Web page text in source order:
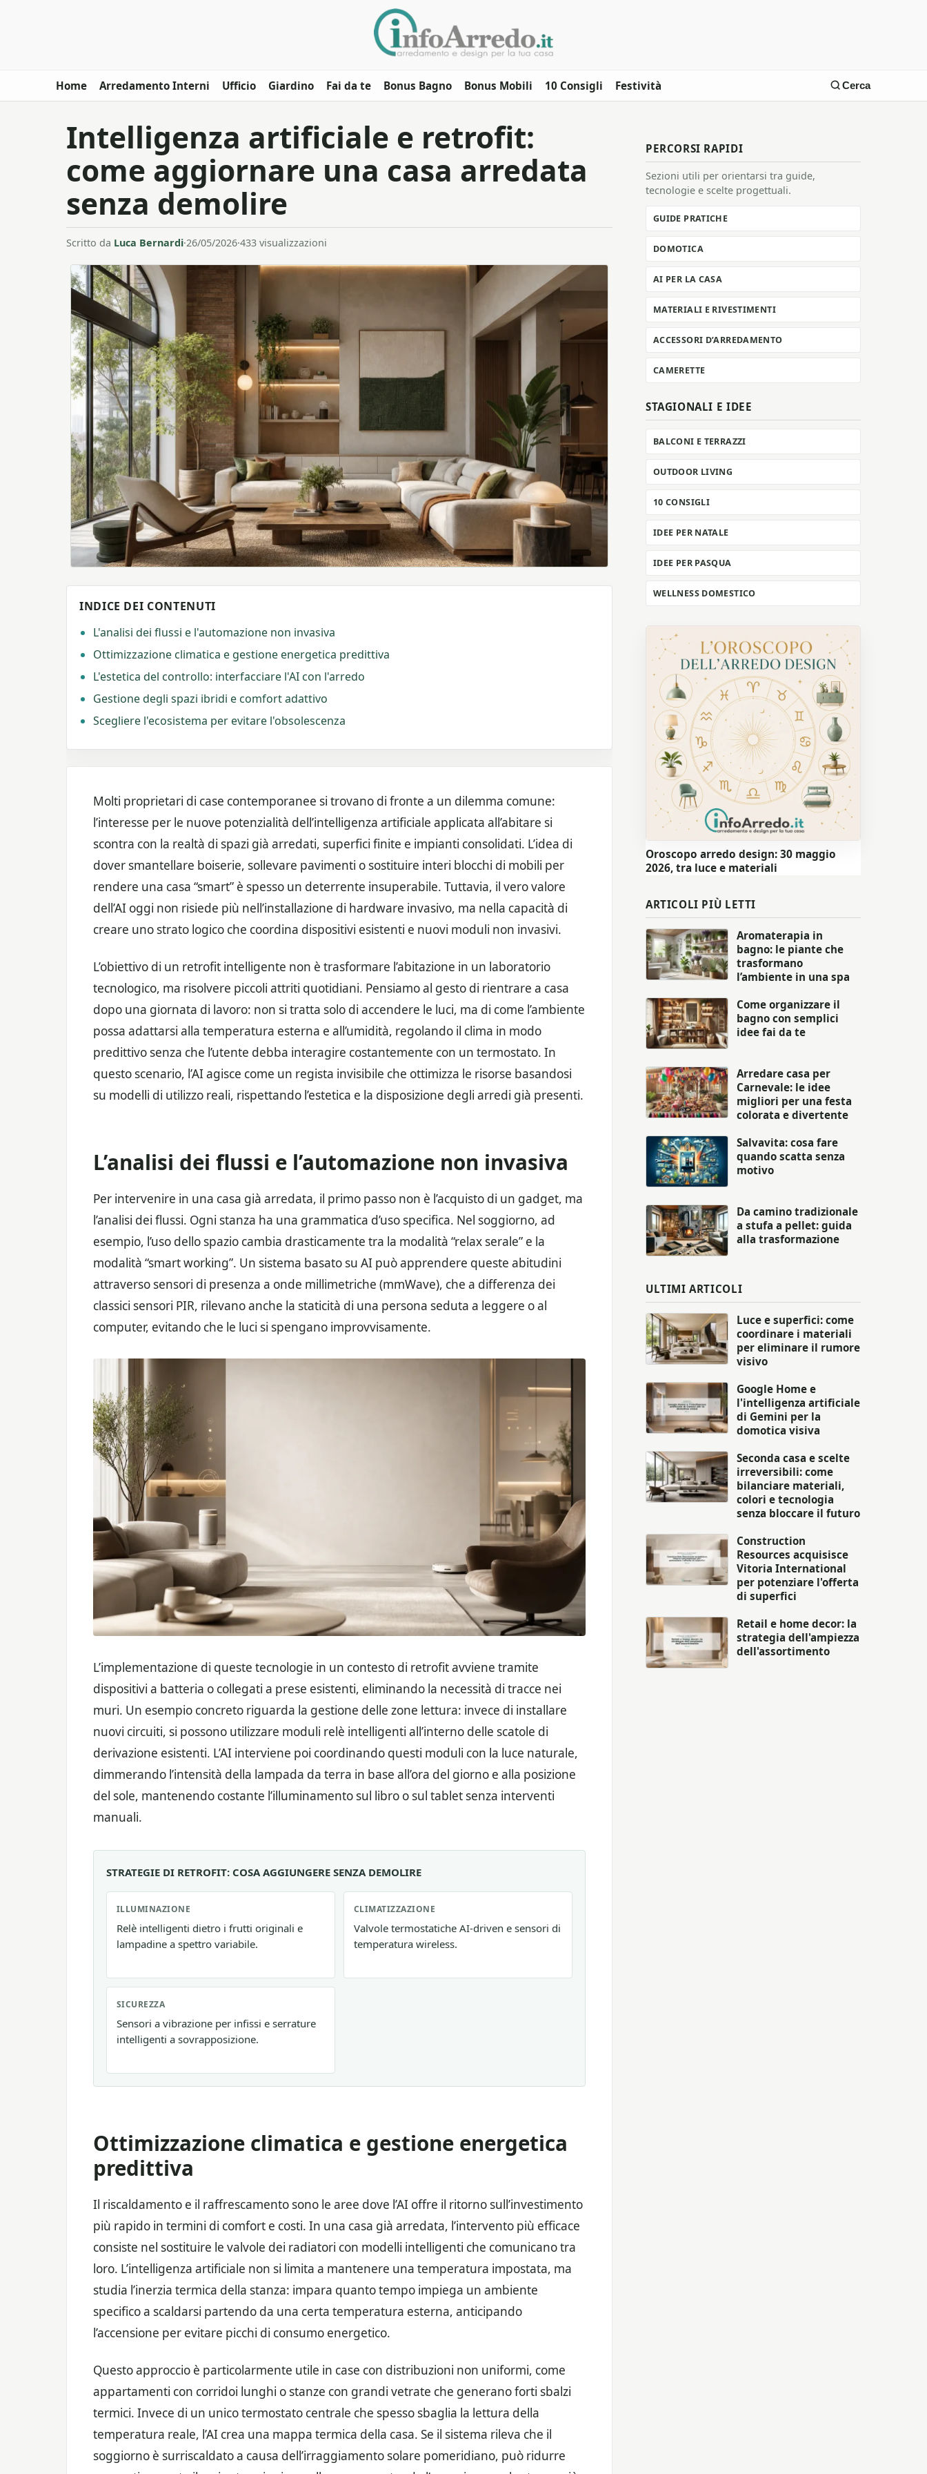
Home Arredamento Interni Ufficio Giardino Fai da te Bonus Bagno Bonus Mobili 10 Consigli Festività Cerca
Intelligenza artificiale e retrofit:
come aggiornare una casa arredata
senza demolire
Scritto da Luca Bernardi·26/05/2026·433 visualizzazioni
INDICE DEI CONTENUTI
L'analisi dei flussi e l'automazione non invasiva
Ottimizzazione climatica e gestione energetica predittiva
L'estetica del controllo: interfacciare l'AI con l'arredo
Gestione degli spazi ibridi e comfort adattivo
Scegliere l'ecosistema per evitare l'obsolescenza
Molti proprietari di case contemporanee si trovano di fronte a un dilemma comune:
l’interesse per le nuove potenzialità dell’intelligenza artificiale applicata all’abitare si
scontra con la realtà di spazi già arredati, superfici finite e impianti consolidati. L’idea di
dover smantellare boiserie, sollevare pavimenti o sostituire interi blocchi di mobili per
rendere una casa “smart” è spesso un deterrente insuperabile. Tuttavia, il vero valore
dell’AI oggi non risiede più nell’installazione di hardware invasivo, ma nella capacità di
creare uno strato logico che coordina dispositivi esistenti e nuovi moduli non invasivi.
L’obiettivo di un retrofit intelligente non è trasformare l’abitazione in un laboratorio
tecnologico, ma risolvere piccoli attriti quotidiani. Pensiamo al gesto di rientrare a casa
dopo una giornata di lavoro: non si tratta solo di accendere le luci, ma di come l’ambiente
possa adattarsi alla temperatura esterna e all’umidità, regolando il clima in modo
predittivo senza che l’utente debba interagire costantemente con un termostato. In
questo scenario, l’AI agisce come un regista invisibile che ottimizza le risorse basandosi
su modelli di utilizzo reali, rispettando l’estetica e la disposizione degli arredi già presenti.
L’analisi dei flussi e l’automazione non invasiva
Per intervenire in una casa già arredata, il primo passo non è l’acquisto di un gadget, ma
l’analisi dei flussi. Ogni stanza ha una grammatica d’uso specifica. Nel soggiorno, ad
esempio, l’uso dello spazio cambia drasticamente tra la modalità “relax serale” e la
modalità “smart working”. Un sistema basato su AI può apprendere queste abitudini
attraverso sensori di presenza a onde millimetriche (mmWave), che a differenza dei
classici sensori PIR, rilevano anche la staticità di una persona seduta a leggere o al
computer, evitando che le luci si spengano improvvisamente.
L’implementazione di queste tecnologie in un contesto di retrofit avviene tramite
dispositivi a batteria o collegati a prese esistenti, eliminando la necessità di tracce nei
muri. Un esempio concreto riguarda la gestione delle zone lettura: invece di installare
nuovi circuiti, si possono utilizzare moduli relè intelligenti all’interno delle scatole di
derivazione esistenti. L’AI interviene poi coordinando questi moduli con la luce naturale,
dimmerando l’intensità della lampada da terra in base all’ora del giorno e alla posizione
del sole, mantenendo costante l’illuminamento sul libro o sul tablet senza interventi
manuali.
STRATEGIE DI RETROFIT: COSA AGGIUNGERE SENZA DEMOLIRE
ILLUMINAZIONE
Relè intelligenti dietro i frutti originali e
lampadine a spettro variabile.
CLIMATIZZAZIONE
Valvole termostatiche AI-driven e sensori di
temperatura wireless.
SICUREZZA
Sensori a vibrazione per infissi e serrature
intelligenti a sovrapposizione.
Ottimizzazione climatica e gestione energetica
predittiva
Il riscaldamento e il raffrescamento sono le aree dove l’AI offre il ritorno sull’investimento
più rapido in termini di comfort e costi. In una casa già arredata, l’intervento più efficace
consiste nel sostituire le valvole dei radiatori con modelli intelligenti che comunicano tra
loro. L’intelligenza artificiale non si limita a mantenere una temperatura impostata, ma
studia l’inerzia termica della stanza: impara quanto tempo impiega un ambiente
specifico a scaldarsi partendo da una certa temperatura esterna, anticipando
l’accensione per evitare picchi di consumo energetico.
Questo approccio è particolarmente utile in case con distribuzioni non uniformi, come
appartamenti con corridoi lunghi o stanze con grandi vetrate che generano forti sbalzi
termici. Invece di un unico termostato centrale che spesso sbaglia la lettura della
temperatura reale, l’AI crea una mappa termica della casa. Se il sistema rileva che il
soggiorno è surriscaldato a causa dell’irraggiamento solare pomeridiano, può ridurre
PERCORSI RAPIDI
Sezioni utili per orientarsi tra guide,
tecnologie e scelte progettuali.
GUIDE PRATICHE
DOMOTICA
AI PER LA CASA
MATERIALI E RIVESTIMENTI
ACCESSORI D’ARREDAMENTO
CAMERETTE
STAGIONALI E IDEE
BALCONI E TERRAZZI
OUTDOOR LIVING
10 CONSIGLI
IDEE PER NATALE
IDEE PER PASQUA
WELLNESS DOMESTICO
Oroscopo arredo design: 30 maggio
2026, tra luce e materiali
ARTICOLI PIÙ LETTI
Aromaterapia in
bagno: le piante che
trasformano
l’ambiente in una spa
Come organizzare il
bagno con semplici
idee fai da te
Arredare casa per
Carnevale: le idee
migliori per una festa
colorata e divertente
Salvavita: cosa fare
quando scatta senza
motivo
Da camino tradizionale
a stufa a pellet: guida
alla trasformazione
ULTIMI ARTICOLI
Luce e superfici: come
coordinare i materiali
per eliminare il rumore
visivo
Google Home e
l'intelligenza artificiale
di Gemini per la
domotica visiva
Seconda casa e scelte
irreversibili: come
bilanciare materiali,
colori e tecnologia
senza bloccare il futuro
Construction
Resources acquisisce
Vitoria International
per potenziare l'offerta
di superfici
Retail e home decor: la
strategia dell'ampiezza
dell'assortimento